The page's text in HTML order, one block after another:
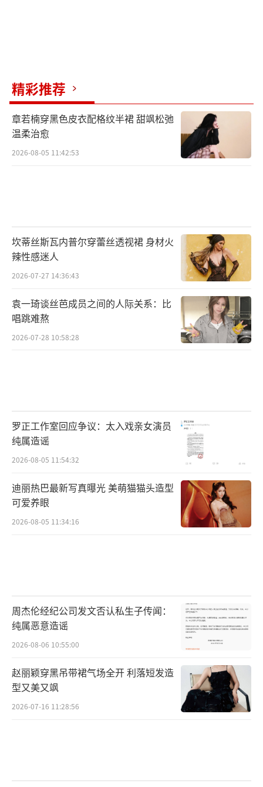
精彩推荐
章若楠穿黑色皮衣配格纹半裙 甜飒松弛
温柔治愈
2026-08-05 11:42:53
坎蒂丝斯瓦内普尔穿蕾丝透视裙 身材火
辣性感迷人
2026-07-27 14:36:43
袁一琦谈丝芭成员之间的人际关系：比
唱跳难熬
2026-07-28 10:58:28
罗正工作室回应争议：太入戏亲女演员
纯属造谣
2026-08-05 11:54:32
迪丽热巴最新写真曝光 美萌猫猫头造型
可爱养眼
2026-08-05 11:34:16
周杰伦经纪公司发文否认私生子传闻：
纯属恶意造谣
2026-08-06 10:55:00
赵丽颖穿黑吊带裙气场全开 利落短发造
型又美又飒
2026-07-16 11:28:56